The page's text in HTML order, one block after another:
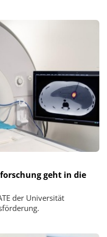
geht in die
der Universität